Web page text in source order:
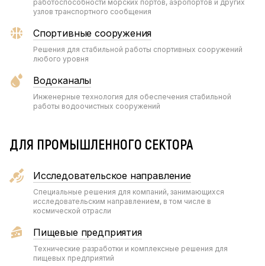
работоспособности морских портов, аэропортов и других
узлов транспортного сообщения
Спортивные сооружения
Решения для стабильной работы спортивных сооружений
любого уровня
Водоканалы
Инженерные технология для обеспечения стабильной
работы водоочистных сооружений
ДЛЯ ПРОМЫШЛЕННОГО СЕКТОРА
Исследовательское направление
Специальные решения для компаний, занимающихся
исследовательским направлением, в том числе в
космической отрасли
Пищевые предприятия
Технические разработки и комплексные решения для
пищевых предприятий